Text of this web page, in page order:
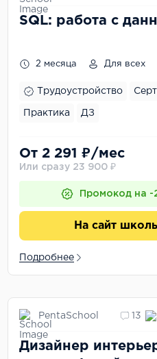
SQL: работа с
2 месяца Для всех
Трудоустройство
Практика ДЗ
От 2 291 ₽/мес
Или сразу 23 900 ₽
Промокод на -
На сайт
Подробнее
PentaSchool 13
Дизайнер